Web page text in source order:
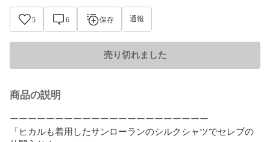
5 6 保存 通報
売り切れました
商品の説明
ーーーーーーーーーーーーーーーーーーーーーー
「ヒカルも着用したサンローランのシルクシャツでセレブの